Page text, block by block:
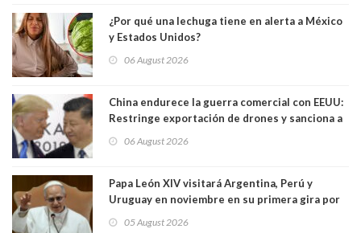
¿Por qué una lechuga tiene en alerta a México
y Estados Unidos?
06 August 2026
China endurece la guerra comercial con EEUU:
Restringe exportación de drones y sanciona a
06 August 2026
Papa León XIV visitará Argentina, Perú y
Uruguay en noviembre en su primera gira por
05 August 2026